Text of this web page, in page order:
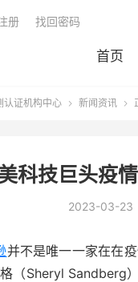
首页
册 找回密码
认证机构中心  新闻资讯 
科技巨头疫
2023-03-23
并不是唯一一家在在
格（Sheryl Sandberg